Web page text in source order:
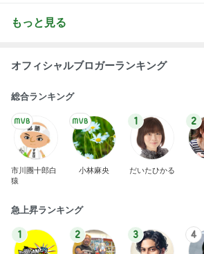
もっと見る
オフィシャルブロガーランキング
総合ランキング
市川團十郎白
猿
小林麻央
1
だいたひかる
2
急上昇ランキング
1 2 3 4